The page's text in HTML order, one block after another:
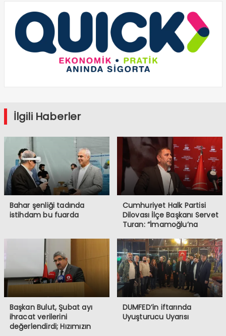
İlgili Haberler
Bahar şenliği tadında
istihdam bu fuarda
Cumhuriyet Halk Partisi
Dilovası İlçe Başkanı Servet
Turan: “İmamoğlu’na
Halkın İradesine
Müdahaledir”
Başkan Bulut, Şubat ayı
ihracat verilerini
değerlendirdi; Hızımızın
DUMFED’in iftarında
Uyuşturucu Uyarısı